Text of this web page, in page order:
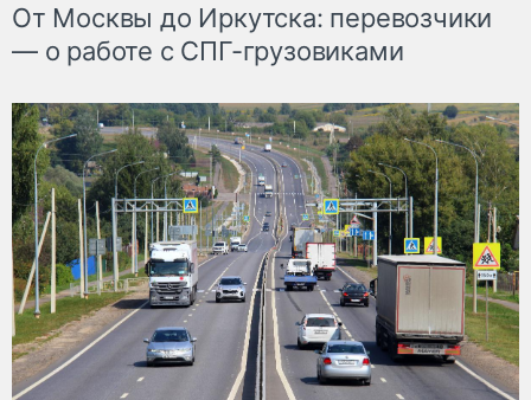
От Москвы до Иркутска: перевозчики
— о работе с СПГ-грузовиками